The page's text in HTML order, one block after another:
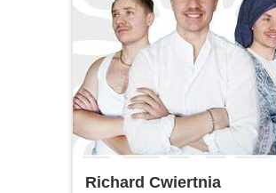
Richard Cwiertnia